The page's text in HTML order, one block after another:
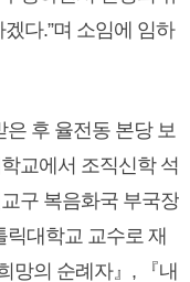
다.”며 소임에 임하
은 후 율전동 본당 보
교에서 조직신학 석
구 복음화국 부국장
대학교 교수로 재
망의 순례자』, 『내